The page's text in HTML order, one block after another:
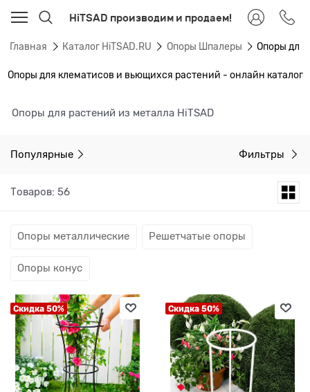
HiTSAD производим и продаем!
Главная Каталог HiTSAD.RU Опоры Шпалеры Опоры для
Опоры для клематисов и вьющихся растений - онлайн каталог
Опоры для растений из металла HiTSAD
Популярные Фильтры
Товаров: 56
Опоры металлические Решетчатые опоры
Опоры конус
Скидка 50% Скидка 50%